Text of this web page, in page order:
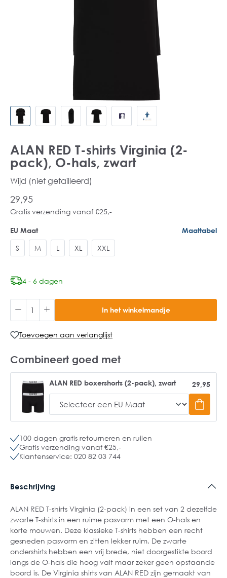
ALAN RED T-shirts Virginia (2-
pack), O-hals, zwart
Wijd (niet getailleerd)
29,95
Gratis verzending vanaf €25,-
EU Maat Maattabel
S M L XL XXL
4 - 6 dagen
In het winkelmandje
Toevoegen aan verlanglijst
Combineert goed met
ALAN RED boxershorts (2-pack), zwart 29,95
100 dagen gratis retourneren en ruilen
Gratis verzending vanaf €25,-
Klantenservice: 020 82 03 744
Beschrijving
ALAN RED T-shirts Virginia (2-pack) in een set van 2 dezelfde
zwarte T-shirts in een ruime pasvorm met een O-hals en
korte mouwen. Deze klassieke T-shirts hebben een recht
gesneden pasvorm en zitten lekker ruim. De zwarte
ondershirts hebben een vrij brede, niet doorgestikte boord
langs de O-hals die hoog valt maar zeker geen opstaande
boord is. De Virginia shirts van ALAN RED zijn gemaakt van